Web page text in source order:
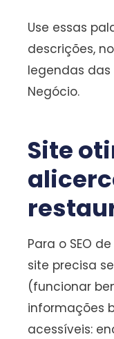
Use essas
descrições,
legendas das
Negócio.
Site
Para o SEO
site precisa
(funcionar
informações
acessíveis: